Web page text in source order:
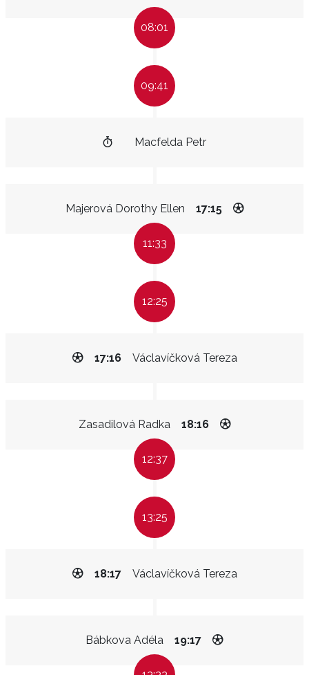
08:01
09:41
Macfelda Petr
Majerová Dorothy Ellen 17:15
11:33
12:25
Václavíčková Tereza
17:16
Zasadilová Radka 18:16
12:37
13:25
Václavíčková Tereza
18:17
Bábkova Adéla 19:17